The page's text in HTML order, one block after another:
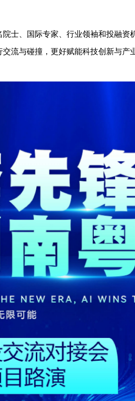
院士、国际专家、行业领袖和投融资
流与碰撞， 更好赋能科技创新与产